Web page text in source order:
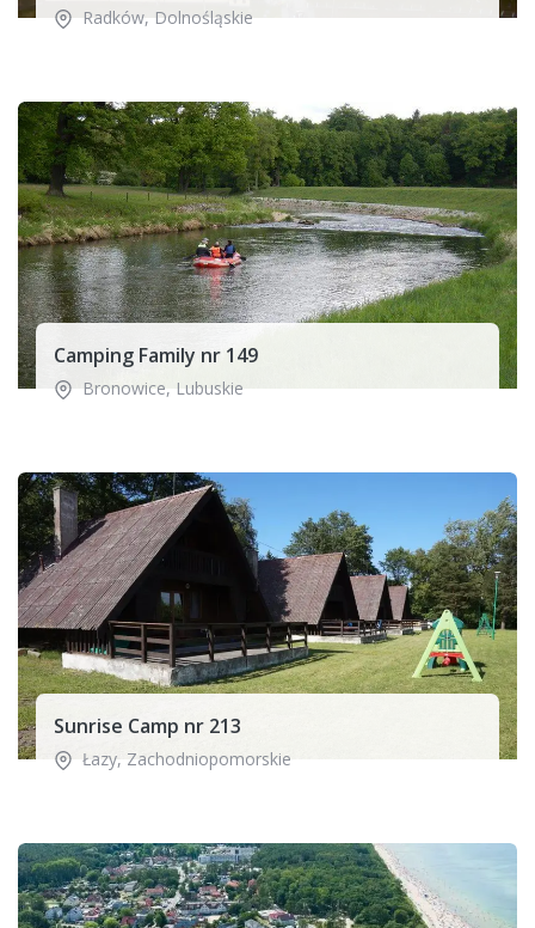
Radków, Dolnośląskie
Camping Family nr 149
Bronowice, Lubuskie
Sunrise Camp nr 213
Łazy, Zachodniopomorskie